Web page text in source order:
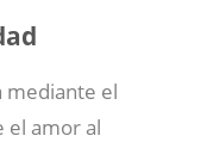
mediante el
el amor al